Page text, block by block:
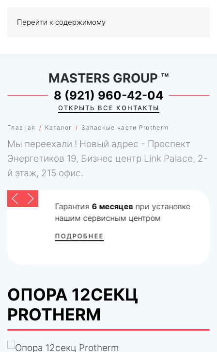
Перейти к содержимому
0
Главная Каталог Запасные части Protherm
MASTERS GROUP ™
8 (921) 960-42-04
ОТКРЫТЬ ВСЕ КОНТАКТЫ
Мы переехали ! Новый адрес - Проспект
Энергетиков 19, Бизнес центр Link Palace, 2-
й этаж, 215 офис.
Гарантия 6 месяцевпри установке
нашим сервисным центром
ПОДРОБНЕЕ
ОПОРА 12СЕКЦ
PROTHERM